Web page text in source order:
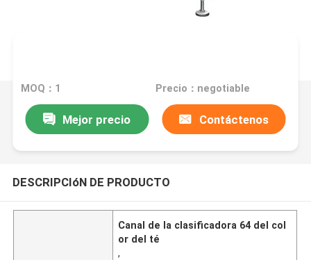
MOQ：1 Precio：negotiable
Mejor precio Contáctenos
DESCRIPCIóN DE PRODUCTO
Canal de la clasificadora 64 del col
or del té
,